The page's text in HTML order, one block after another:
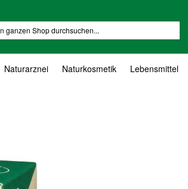
Naturarznei Naturkosmetik Lebensmittel